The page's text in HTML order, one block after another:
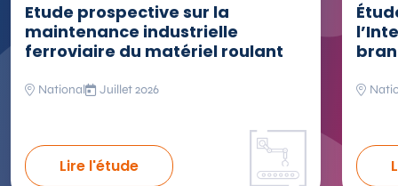
Etude prospective sur la
maintenance industrielle
ferroviaire du matériel roulant
National Juillet 2026
Lire l'étude